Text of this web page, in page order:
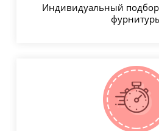
Индивидуальный